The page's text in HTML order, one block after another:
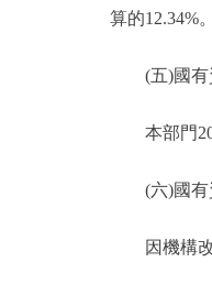
算的12.34%
(五)國有
本部門
(六)國有
因機構改